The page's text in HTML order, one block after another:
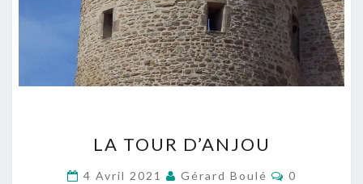
TOUR
D’ANJOU
LA TOUR D’ANJOU
4 Avril 2021 Gérard Boulé
0